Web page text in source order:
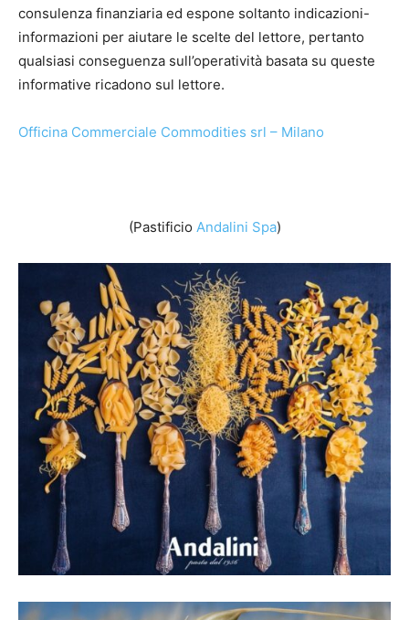
consulenza finanziaria ed espone soltanto indicazioni-
informazioni per aiutare le scelte del lettore, pertanto
qualsiasi conseguenza sull’operatività basata su queste
informative ricadono sul lettore.
Officina Commerciale Commodities srl – Milano
(Pastificio Andalini Spa)